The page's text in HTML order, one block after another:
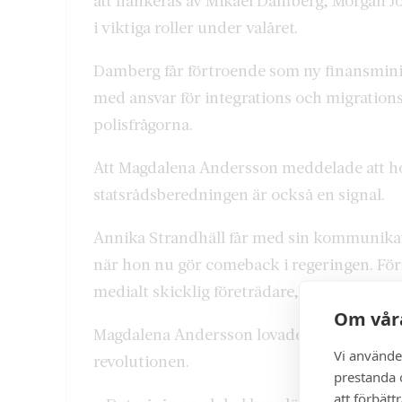
Om
Vi
prestanda
att
i viktiga roller under valåret.
Damberg får förtroende som ny
med ansvar för integrations och
polisfrågorna.
Att Magdalena Andersson meddelade
statsrådsberedningen är också en signal.
Annika Strandhäll får med sin
när hon nu gör comeback i regeringen.
medialt skicklig företrädare, blir
Magdalena Andersson lovade att öka
revolutionen.